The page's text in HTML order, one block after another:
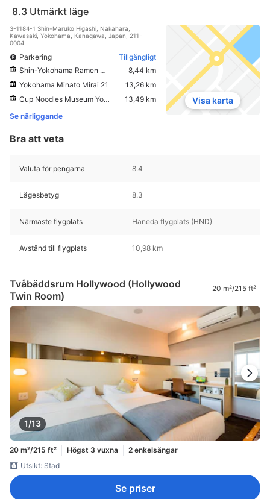
8.3 Utmärkt läge
3-1184-1 Shin-Maruko Higashi, Nakahara,
Kawasaki, Yokohama, Kanagawa, Japan, 211-
0004
Parkering
Tillgängligt
Shin-Yokohama Ramen Museum
8,44 km
Yokohama Minato Mirai 21
13,26 km
Cup Noodles Museum Yokohama
13,49 km
Se närliggande
Visa karta
Bra att veta
Valuta för pengarna 8.4
Lägesbetyg 8.3
Närmaste flygplats Haneda flygplats (HND)
Avstånd till flygplats 10,98 km
Tvåbäddsrum Hollywood (Hollywood
Twin Room)
20 m²/215 ft²
1/13
20 m²/215 ft² Högst 3 vuxna
2 enkelsängar
Utsikt: Stad
Se priser